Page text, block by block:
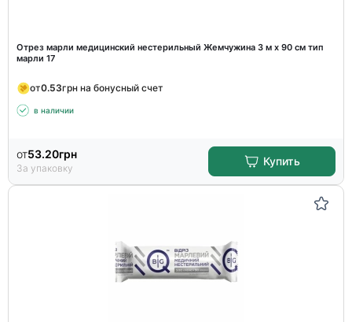
Отрез марли медицинский нестерильный Жемчужина 3 м х 90 см тип
марли 17
от0.53грн на бонусный счет
в наличии
от53.20грн
За упаковку
Купить